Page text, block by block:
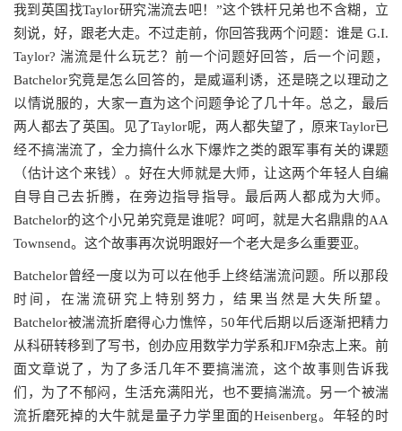
我到英国找Taylor研究湍流去吧！”这个铁杆兄弟也不含糊，立
刻说，好，跟老大走。不过走前，你回答我两个问题：谁是 G.I.
Taylor? 湍流是什么玩艺？前一个问题好回答，后一个问题，
Batchelor究竟是怎么回答的，是威逼利诱，还是晓之以理动之
以情说服的，大家一直为这个问题争论了几十年。总之，最后
两人都去了英国。见了Taylor呢，两人都失望了，原来Taylor已
经不搞湍流了，全力搞什么水下爆炸之类的跟军事有关的课题
（估计这个来钱）。好在大师就是大师，让这两个年轻人自编
自导自己去折腾，在旁边指导指导。最后两人都成为大师。
Batchelor的这个小兄弟究竟是谁呢？呵呵，就是大名鼎鼎的AA
Townsend。这个故事再次说明跟好一个老大是多么重要亚。
Batchelor曾经一度以为可以在他手上终结湍流问题。所以那段
时间，在湍流研究上特别努力，结果当然是大失所望。
Batchelor被湍流折磨得心力憔悴，50年代后期以后逐渐把精力
从科研转移到了写书，创办应用数学力学系和JFM杂志上来。前
面文章说了，为了多活几年不要搞湍流，这个故事则告诉我
们，为了不郁闷，生活充满阳光，也不要搞湍流。另一个被湍
流折磨死掉的大牛就是量子力学里面的Heisenberg。年轻的时